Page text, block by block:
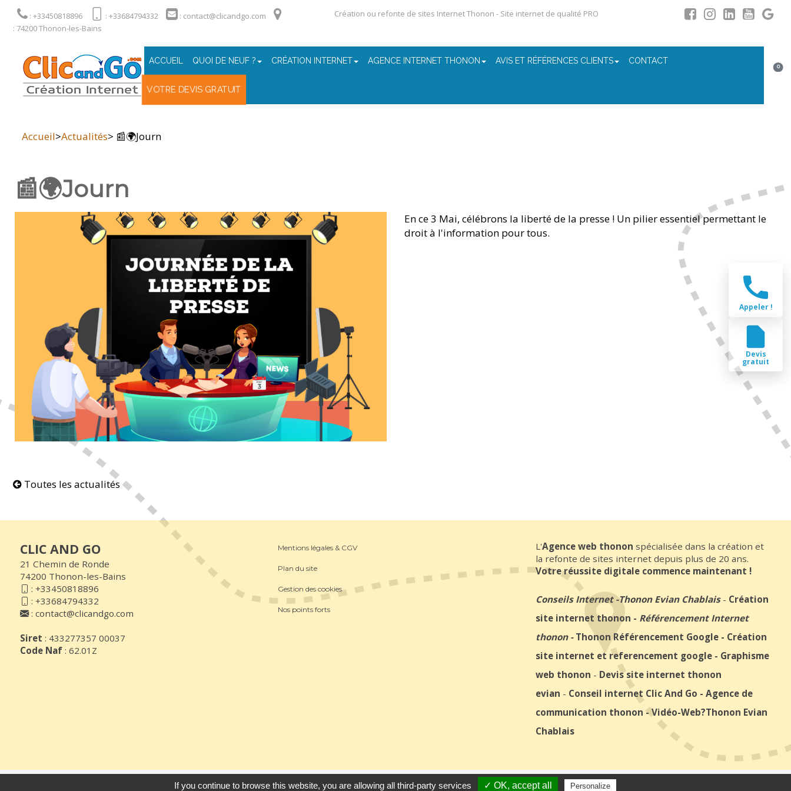
: +33450818896 : +33684794332
: contact@clicandgo.com
: 74200 Thonon-les-Bains
Création ou refonte de sites Internet Thonon - Site internet de qualité PRO
ACCUEIL QUOI DE NEUF ? CRÉATION INTERNET AGENCE INTERNET THONON AVIS ET RÉFÉRENCES CLIENTS CONTACT
VOTRE DEVIS GRATUIT
0
Accueil>Actualités> 📰🌍Journ
📰🌍Journ
En ce 3 Mai, célébrons la liberté de la presse ! Un pilier essentiel permettant le
droit à l'information pour tous.
Toutes les actualités
CLIC AND GO
21 Chemin de Ronde
74200 Thonon-les-Bains
: +33450818896
: +33684794332
: contact@clicandgo.com
Siret : 433277357 00037
Code Naf : 62.01Z
Mentions légales & CGV
Plan du site
Gestion des cookies
Nos points forts
L'Agence web thonon spécialisée dans la création et
la refonte de sites internet depuis plus de 20 ans.
Votre réussite digitale commence maintenant !
Conseils Internet-Thonon Evian Chablais- Création
site internet thonon - Référencement Internet
thonon- Thonon Référencement Google - Création
site internet et referencement google - Graphisme
web thonon - Devis site internet thonon
evian - Conseil internet Clic And Go - Agence de
communication thonon - Vidéo-Web?Thonon Evian
Chablais
Agence Web Thonon Les Bains - Référencement Google Thonon Les Bains Clic And Go création site internet thonon clicandgo.com
Appeler !
Devis
gratuit
If you continue to browse this website, you are allowing all third-party services ✓ OK, accept all Personalize